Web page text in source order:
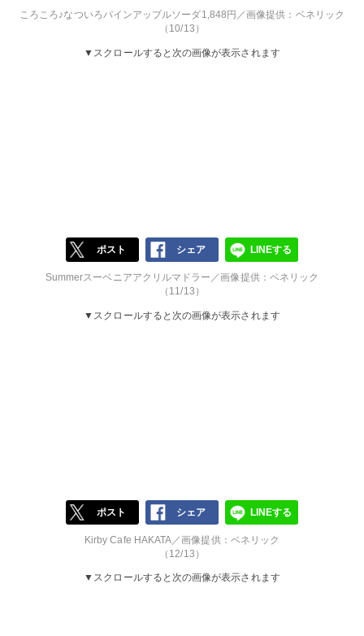
ころころ♪なついろパインアップルソーダ1,848円／画像提供：ベネリック
（10/13）
▼スクロールすると次の画像が表示されます
ポスト シェア LINEする
Summerスーベニアアクリルマドラー／画像提供：ベネリック
（11/13）
▼スクロールすると次の画像が表示されます
ポスト シェア LINEする
Kirby Cafe HAKATA／画像提供：ベネリック
（12/13）
▼スクロールすると次の画像が表示されます